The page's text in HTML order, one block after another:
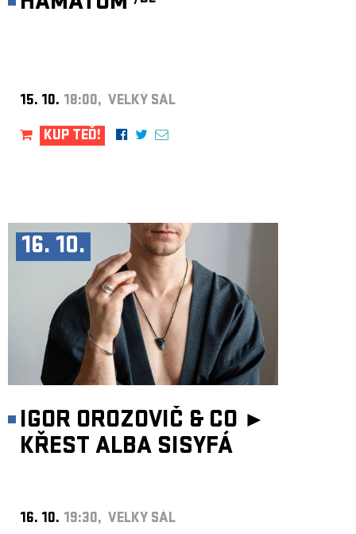
15. 10. 18:00, VELKÝ SÁL
KUP TEĎ!
16. 10.
IGOR OROZOVIČ & CO ►
KŘEST ALBA SISYFÁ
16. 10. 19:30, VELKÝ SÁL